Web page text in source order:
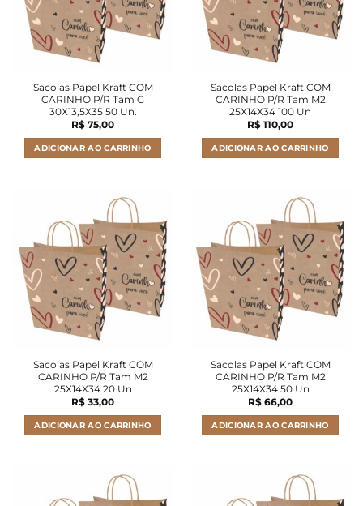
Sacolas Papel Kraft COM
CARINHO P/R Tam G
30X13,5X35 50 Un.
R$ 75,00
ADICIONAR AO CARRINHO
Sacolas Papel Kraft COM
CARINHO P/R Tam M2
25X14X34 100 Un
R$ 110,00
ADICIONAR AO CARRINHO
Sacolas Papel Kraft COM
CARINHO P/R Tam M2
25X14X34 20 Un
R$ 33,00
ADICIONAR AO CARRINHO
Sacolas Papel Kraft COM
CARINHO P/R Tam M2
25X14X34 50 Un
R$ 66,00
ADICIONAR AO CARRINHO